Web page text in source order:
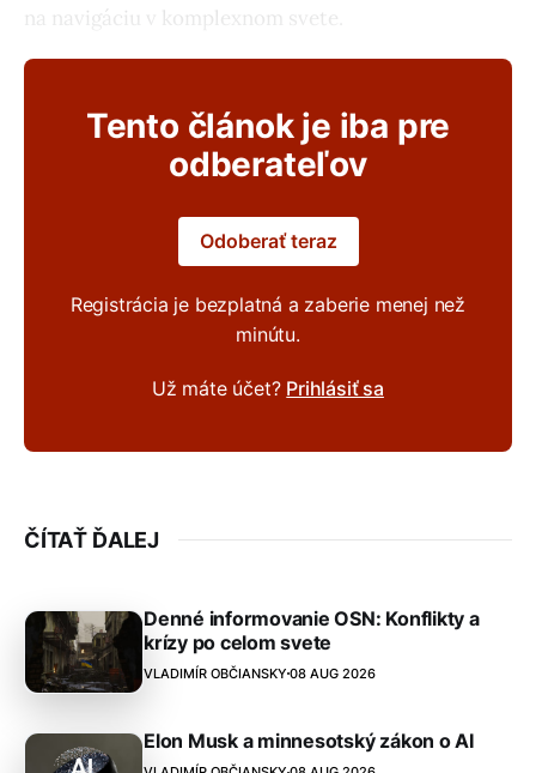
na navigáciu v komplexnom svete.
Tento článok je iba pre
odberateľov
Odoberať teraz
Registrácia je bezplatná a zaberie menej než
minútu.
Už máte účet? Prihlásiť sa
ČÍTAŤ ĎALEJ
Denné informovanie OSN: Konflikty a
krízy po celom svete
VLADIMÍR OBČIANSKY 08 AUG 2026
Elon Musk a minnesotský zákon o AI